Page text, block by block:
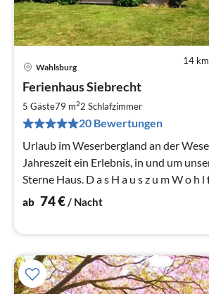
14
Wahlsburg
Ferienhaus Siebrecht
5 Gäste79 m22 Schlafzimmer
20 Bewertungen
Urlaub im Weserbergland an der
Jahreszeit ein Erlebnis, in und um
Sterne Haus. D a s H
ab 74€/ Nacht